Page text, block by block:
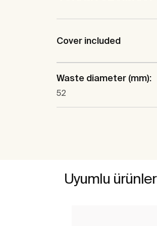
Cover included
Waste diameter (mm):
52
Uyumlu ürünler